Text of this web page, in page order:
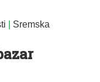
Sremska